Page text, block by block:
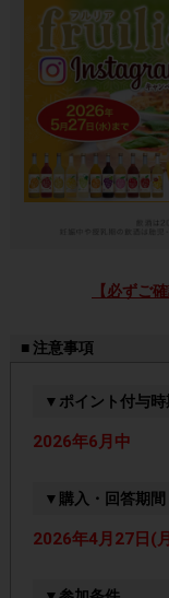
【必ずご
■ 注意事項
▼ポイント付与時
2026年6月中
▼購入・回答期間
2026年4月27日(